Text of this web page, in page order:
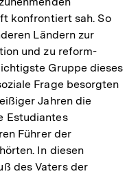
konfrontiert sah. So
Ländern zur
und zu reform-
Gruppe dieses
Frage besorgten
Jahren die
Estudiantes
Führer der
In diesen
des Vaters der